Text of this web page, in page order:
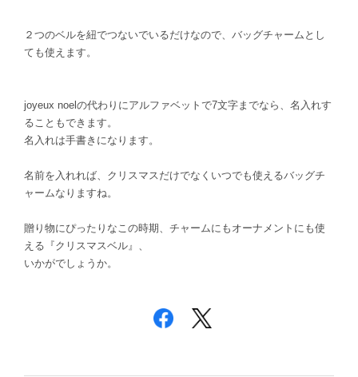
２つのベルを紐でつないでいるだけなので、バッグチャームとし
ても使えます。
joyeux noelの代わりにアルファベットで7文字までなら、名入れす
ることもできます。
名入れは手書きになります。
名前を入れれば、クリスマスだけでなくいつでも使えるバッグチ
ャームなりますね。
贈り物にぴったりなこの時期、チャームにもオーナメントにも使
える『クリスマスベル』、
いかがでしょうか。